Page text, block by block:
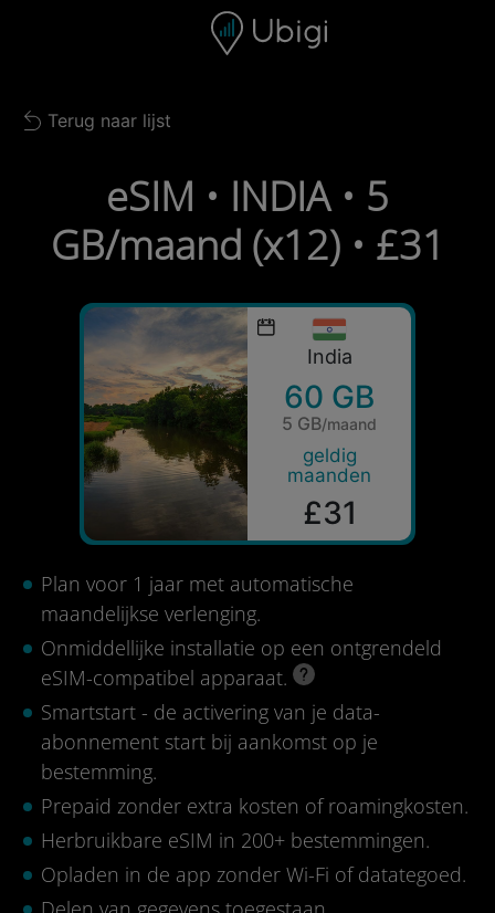
Navigatiebalk Voettekst
Back to list
Terug naar lijst
eSIM • INDIA • 5
GB/maand (x12) • £31
India
60 GB
5 GB/maand
geldig
maanden
£31
Plan voor 1 jaar met automatische
maandelijkse verlenging.
Onmiddellijke installatie op een ontgrendeld
eSIM-compatibel apparaat.
Smartstart - de activering van je data-
abonnement start bij aankomst op je
bestemming.
Prepaid zonder extra kosten of roamingkosten.
Herbruikbare eSIM in 200+ bestemmingen.
Opladen in de app zonder Wi-Fi of datategoed.